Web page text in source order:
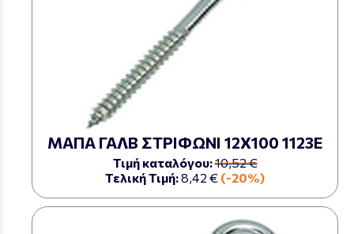
ΜΑΠΑ ΓΑΛΒ ΣΤΡΙΦΩΝΙ 12Χ100 1123Ε
Τιμή καταλόγου:10,52 €
Τελική Τιμή:8,42 € (-20%)